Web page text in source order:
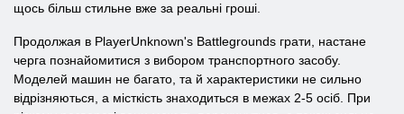
щось більш стильне вже за реальні гроші.
Продолжая в PlayerUnknown's Battlegrounds грати, настане
черга познайомитися з вибором транспортного засобу.
Моделей машин не багато, та й характеристики не сильно
відрізняються, а місткість знаходиться в межах 2-5 осіб. При